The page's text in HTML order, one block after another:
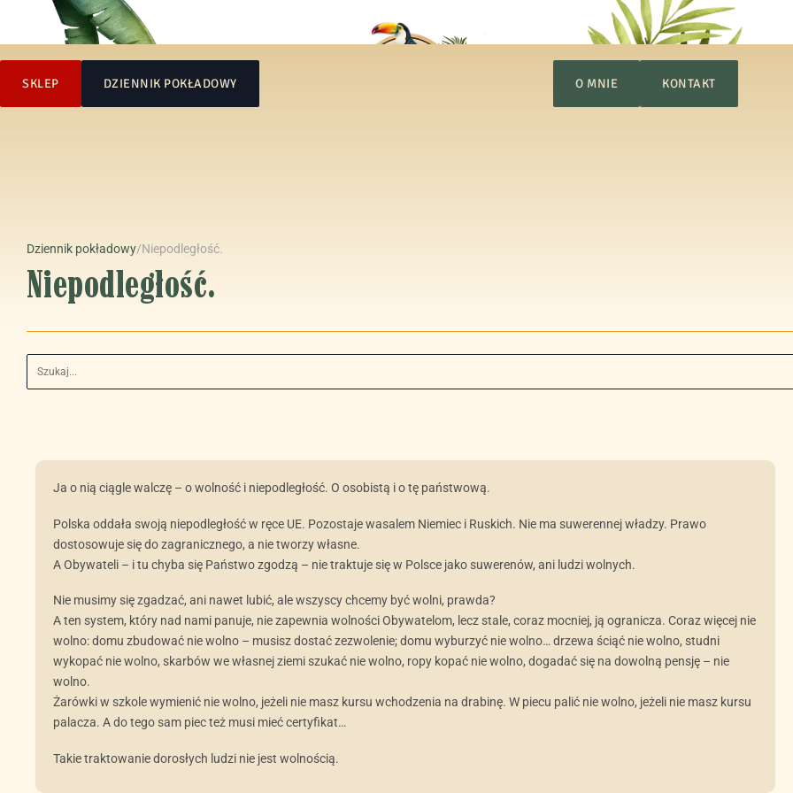
SKLEP DZIENNIK POKŁADOWY O MNIE KONTAKT
Dziennik pokładowy/Niepodległość.
Niepodległość.
Ja o nią ciągle walczę – o wolność i niepodległość. O osobistą i o tę państwową.
Polska oddała swoją niepodległość w ręce UE. Pozostaje wasalem Niemiec i Ruskich. Nie ma suwerennej władzy. Prawo
dostosowuje się do zagranicznego, a nie tworzy własne.
A Obywateli – i tu chyba się Państwo zgodzą – nie traktuje się w Polsce jako suwerenów, ani ludzi wolnych.
Nie musimy się zgadzać, ani nawet lubić, ale wszyscy chcemy być wolni, prawda?
A ten system, który nad nami panuje, nie zapewnia wolności Obywatelom, lecz stale, coraz mocniej, ją ogranicza. Coraz więcej nie
wolno: domu zbudować nie wolno – musisz dostać zezwolenie; domu wyburzyć nie wolno… drzewa ściąć nie wolno, studni
wykopać nie wolno, skarbów we własnej ziemi szukać nie wolno, ropy kopać nie wolno, dogadać się na dowolną pensję – nie
wolno.
Żarówki w szkole wymienić nie wolno, jeżeli nie masz kursu wchodzenia na drabinę. W piecu palić nie wolno, jeżeli nie masz kursu
palacza. A do tego sam piec też musi mieć certyfikat…
Takie traktowanie dorosłych ludzi nie jest wolnością.